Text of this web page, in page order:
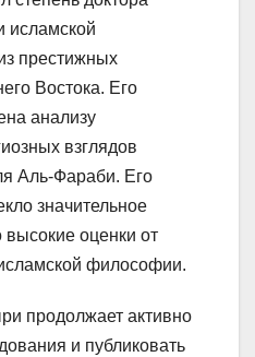
исламской
престижных
Востока. Его
анализу
взглядов
Аль-Фараби. Его
значительное
оценки от
философии.
продолжает активно
и публиковать